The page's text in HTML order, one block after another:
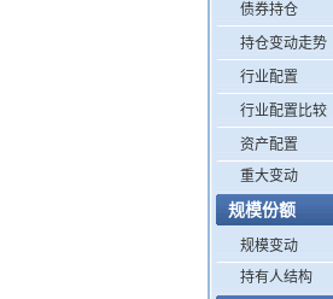
债券持仓
持仓变动走势
行业配置
行业配置比较
资产配置
重大变动
规模份额
规模变动
持有人结构